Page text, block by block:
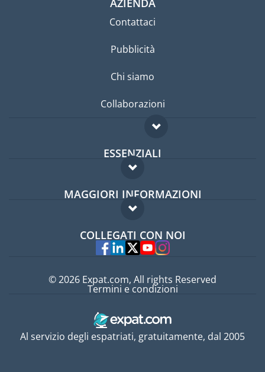
AZIENDA
Contattaci
Pubblicità
Chi siamo
Collaborazioni
ESSENZIALI
Forum per expat
Guida per expat
MAGGIORI INFORMAZIONI
Domande frequenti
Esperti
COLLEGATI CON NOI
Al servizio degli espatriati, gratuitamente, dal 2005
© 2026 Expat.com, All rights Reserved
Termini e condizioni